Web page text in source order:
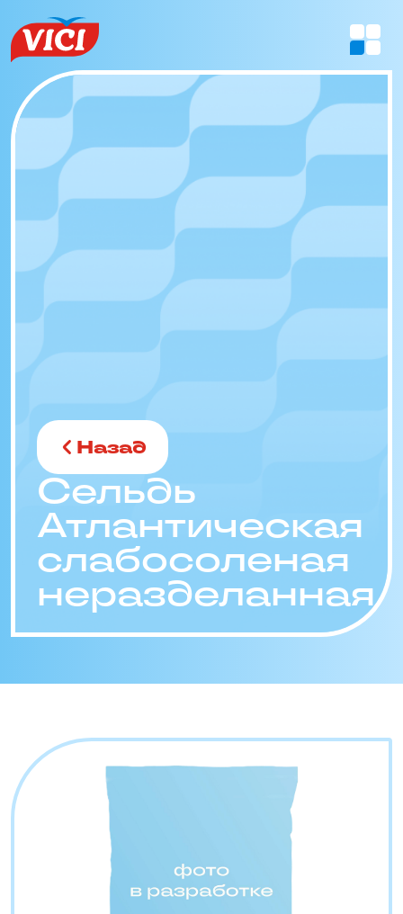
Назад
Сельдь
Атлантическая
слабосоленая
неразделанная